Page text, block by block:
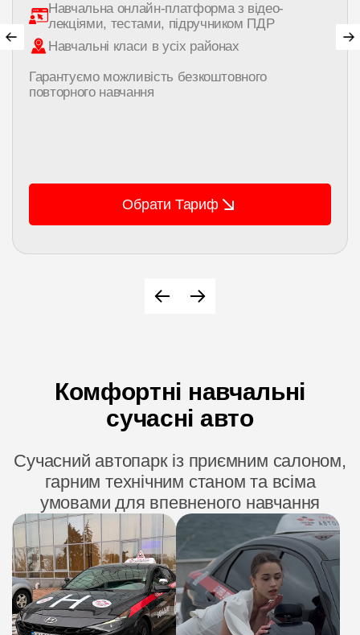
Навчальна онлайн-платформа з відео-
лекціями, тестами, підручником ПДР
Навчальні класи в усіх районах
Гарантуємо можливість безкоштовного
повторного навчання
Обрати Тариф
Комфортні навчальні
сучасні авто
Сучасний автопарк із приємним салоном,
гарним технічним станом та всіма
умовами для впевненого навчання